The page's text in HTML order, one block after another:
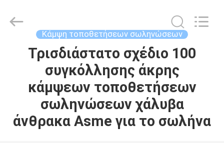
ΑΡΧΙΚΉ
ΣΕΛΊΔΑ
ΠΡΟΪΌΝΤΑ
ΒΊΝΤΕΟ
Κάμψη τοποθετήσεων σωληνώσεων
Τρισδιάστατο σχέδιο 100
συγκόλλησης άκρης
κάμψεων τοποθετήσεων
σωληνώσεων χάλυβα
άνθρακα Asme για το σωλήνα